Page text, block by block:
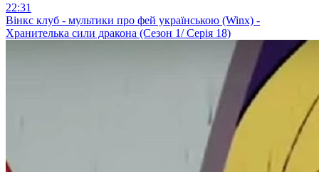
22:31
Вінкс клуб - мультики про фей українською (Winx) -
Хранителька сили дракона (Сезон 1/ Серія 18)